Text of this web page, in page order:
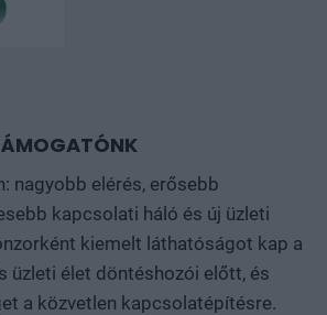
nagyobb elérés, erősebb
kapcsolati háló és új üzleti
kiemelt láthatóságot kap a
üzleti élet döntéshozói előtt, és
a közvetlen kapcsolatépítésre.